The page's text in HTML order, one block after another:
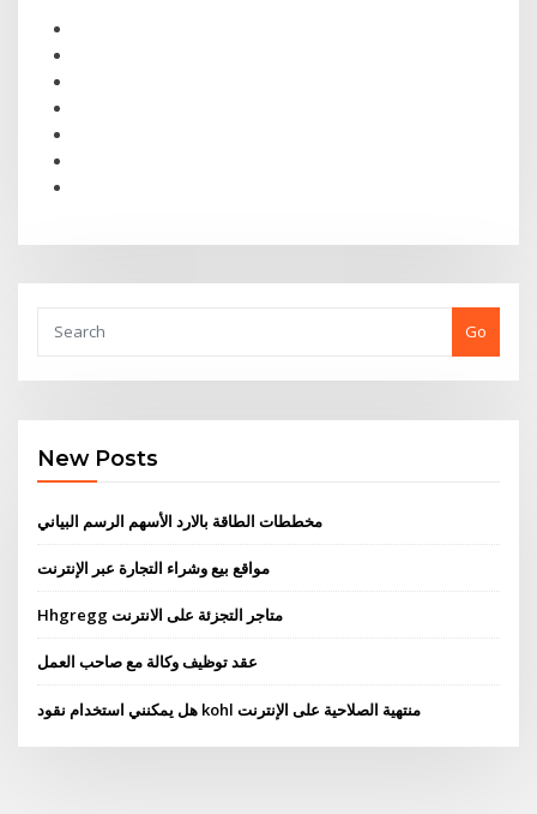
Go
New Posts
مخططات الطاقة بالارد الأسهم الرسم البياني
مواقع بيع وشراء التجارة عبر الإنترنت
Hhgregg متاجر التجزئة على الانترنت
عقد توظيف وكالة مع صاحب العمل
هل يمكنني استخدام نقود kohl منتهية الصلاحية على الإنترنت